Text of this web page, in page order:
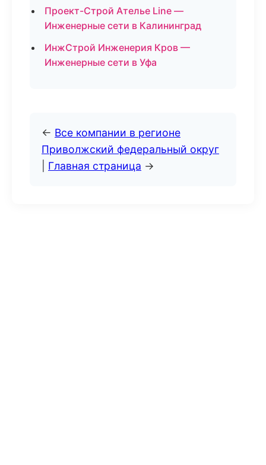
Проект-Строй Ателье Line —
Инженерные сети в Калининград
ИнжСтрой Инженерия Кров —
Инженерные сети в Уфа
← Все компании в регионе
Приволжский федеральный округ
Главная страница →